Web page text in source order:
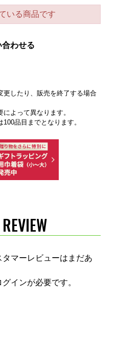
いる商品です
わせる
更したり、販売を終了する場合
よって異なります。
品目までとなります。
マーレビューはまだあ
グインが必要です。